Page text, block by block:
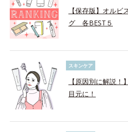
【保存版】オルビ
グ 各BEST５
スキンケア
【原因別に解説
目元に！